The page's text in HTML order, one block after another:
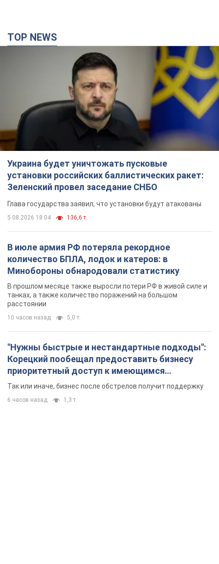
TOP NEWS
Украина будет уничтожать пусковые
установки российских баллистических ракет:
Зеленский провел заседание СНБО
Глава государства заявил, что установки будут атакованы
5.08.2026 18:04 136,6 т.
В июле армия РФ потеряла рекордное
количество БПЛА, лодок и катеров: в
Минобороны обнародовали статистику
В прошлом месяце также выросли потери РФ в живой силе и
танках, а также количество поражений на большом
расстоянии
10 часов назад 5,0 т.
"Нужны быстрые и нестандартные подходы":
Корецкий пообещал предоставить бизнесу
приоритетный доступ к имеющимся
складским помещениям
Так или иначе, бизнес после обстрелов получит поддержку
6 часов назад 1,3 т.